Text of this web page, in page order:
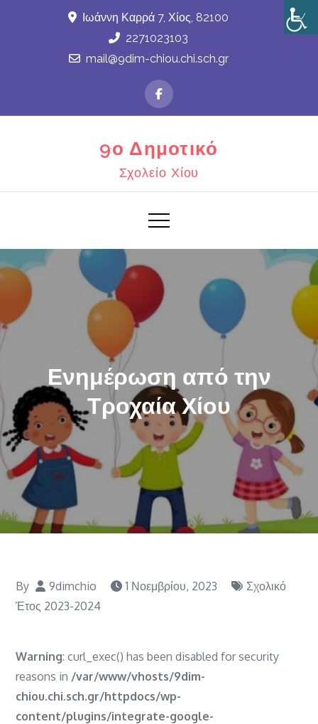
Ιωάννη Καρρά 7, Χίος, 82100
2271023103
mail@9dim-chiou.chi.sch.gr
9ο Δημοτικό
Σχολείο Χίου
Ενημέρωση από την
Τροχαία Χίου
By 9dimchio 1 Νοεμβρίου, 2023
Σχολικό
Έτος 2023-2024
Warning: curl_exec() has been disabled for security
reasons in /var/www/vhosts/9dim-
chiou.chi.sch.gr/httpdocs/wp-
content/plugins/integrate-google-